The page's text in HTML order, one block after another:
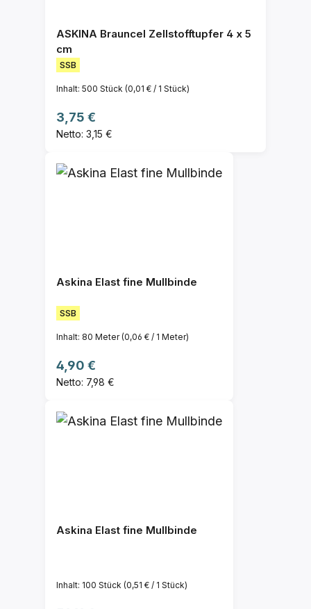
ASKINA Brauncel Zellstofftupfer 4 x 5
cm
SSB
Inhalt: 500 Stück (0,01 € / 1 Stück)
Regulärer Preis:
3,75 €
Netto: 3,15 €
Askina Elast fine Mullbinde
SSB
Inhalt: 80 Meter(0,06 € / 1 Meter)
Regulärer Preis:
4,90 €
Netto: 7,98 €
Askina Elast fine Mullbinde
Inhalt: 100 Stück (0,51 € / 1 Stück)